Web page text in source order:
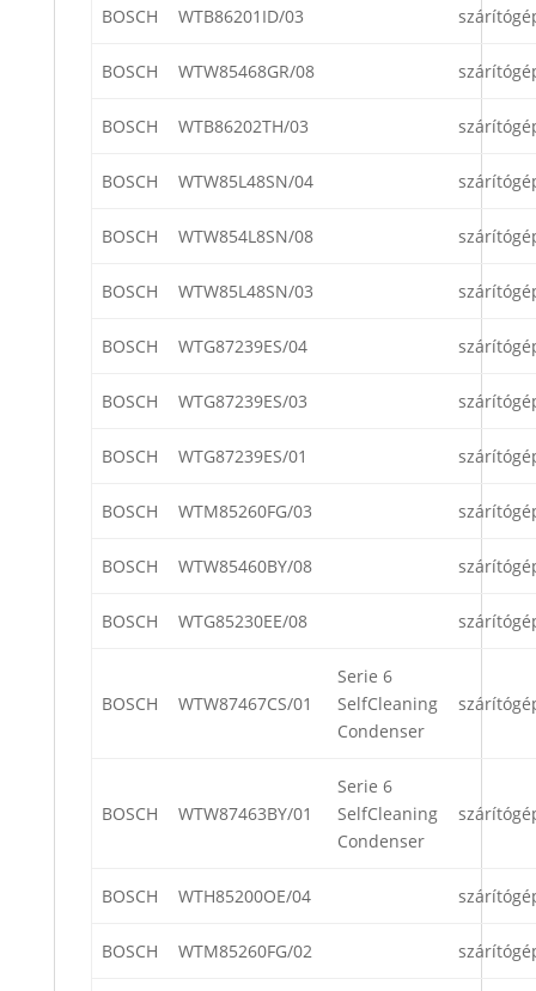
BOSCH WTB86201ID/03
BOSCH WTW85468GR/08
BOSCH WTB86202TH/03
BOSCH WTW85L48SN/04
BOSCH WTW854L8SN/08
BOSCH WTW85L48SN/03
BOSCH WTG87239ES/04
BOSCH WTG87239ES/03
BOSCH WTG87239ES/01
BOSCH WTM85260FG/03
BOSCH WTW85460BY/08
BOSCH WTG85230EE/08
BOSCH WTW87467CS/01
Serie 6
SelfCleaning
Condenser
BOSCH WTW87463BY/01
Serie 6
SelfCleaning
Condenser
BOSCH WTH85200OE/04
BOSCH WTM85260FG/02